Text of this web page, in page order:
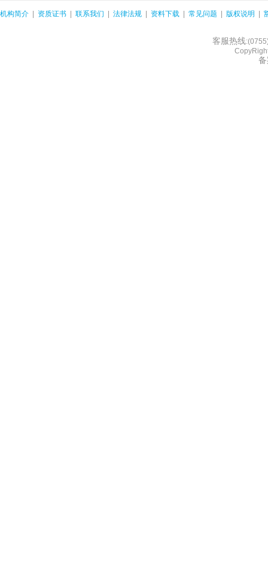
机构简介 资质证书 联系我们 法律法规 资料下载 常见问题 版权说明
客服热线